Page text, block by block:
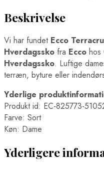
Beskrivelse
Vi har fundet Ecco
Hverdagssko fra Ecco hos
Hverdagssko. Luftige
terræn, byture eller
Yderlige
Produkt id: EC-825773-
Farve: Sort
Køn: Dame
Yderligere